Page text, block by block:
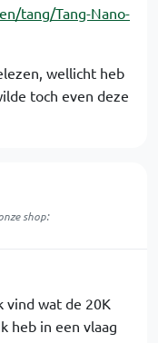
tang/Tang-Nano-
wellicht heb
toch even deze
shop:
vind wat de 20K
heb in een vlaag